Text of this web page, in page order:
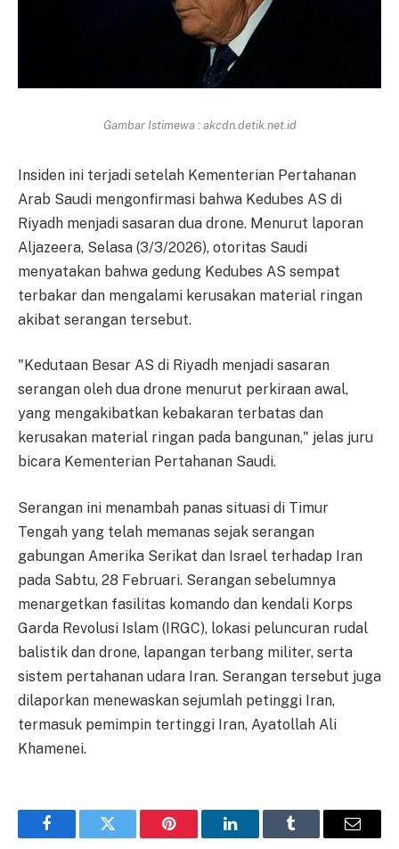
Gambar Istimewa : akcdn.detik.net.id
Insiden ini terjadi setelah Kementerian Pertahanan
Arab Saudi mengonfirmasi bahwa Kedubes AS di
Riyadh menjadi sasaran dua drone. Menurut laporan
Aljazeera, Selasa (3/3/2026), otoritas Saudi
menyatakan bahwa gedung Kedubes AS sempat
terbakar dan mengalami kerusakan material ringan
akibat serangan tersebut.
"Kedutaan Besar AS di Riyadh menjadi sasaran
serangan oleh dua drone menurut perkiraan awal,
yang mengakibatkan kebakaran terbatas dan
kerusakan material ringan pada bangunan," jelas juru
bicara Kementerian Pertahanan Saudi.
Serangan ini menambah panas situasi di Timur
Tengah yang telah memanas sejak serangan
gabungan Amerika Serikat dan Israel terhadap Iran
pada Sabtu, 28 Februari. Serangan sebelumnya
menargetkan fasilitas komando dan kendali Korps
Garda Revolusi Islam (IRGC), lokasi peluncuran rudal
balistik dan drone, lapangan terbang militer, serta
sistem pertahanan udara Iran. Serangan tersebut juga
dilaporkan menewaskan sejumlah petinggi Iran,
termasuk pemimpin tertinggi Iran, Ayatollah Ali
Khamenei.
FacebookTwitter Pinterest LinkedInTumblr Email